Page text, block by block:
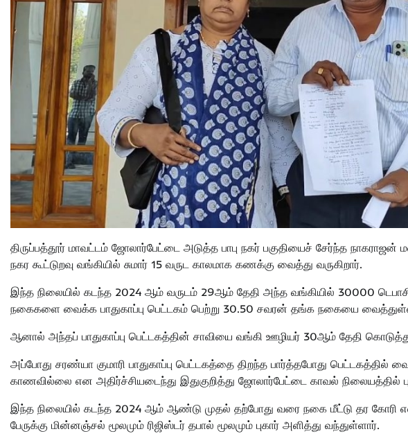
திருப்பத்தூர் மாவட்டம் ஜோலார்பேட்டை அடுத்த பாபு நகர் பகுதியைச் சேர்ந்த
நகர கூட்டுறவு வங்கியில் சுமார் 15 வருட காலமாக கணக்கு வைத்து வருகிறார்.
இந்த நிலையில் கடந்த 2024 ஆம் வருடம் 29ஆம் தேதி அந்த வங்கியில் 30000
நகைகளை வைக்க பாதுகாப்பு பெட்டகம் பெற்று 30.50 சவரன் தங்க நகையை
ஆனால் அந்தப் பாதுகாப்பு பெட்டகத்தின் சாவியை வங்கி ஊழியர் 30ஆம் தேதி
அப்போது சரண்யா குமாரி பாதுகாப்பு பெட்டகத்தை திறந்த பார்த்தபோது
காணவில்லை என அதிர்ச்சியடைந்து இதுகுறித்து ஜோலார்பேட்டை காவல் நிலையத்தில்
இந்த நிலையில் கடந்த 2024 ஆம் ஆண்டு முதல் தற்போது வரை நகை மீட்டு தர கோரி
பேருக்கு மின்னஞ்சல் மூலமும் ரிஜிஸ்டர் தபால் மூலமும் புகார் அளித்து வந்துள்ளார்.